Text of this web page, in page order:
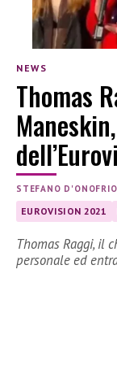
NEWS
Thomas
STEFANO D'ONOFRIO
EUROVISION 2021
Thomas Raggi, il
personale ed